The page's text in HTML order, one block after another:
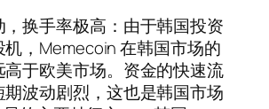
换手率极高：由于韩国投资
，Memecoin 在韩国市场的
于欧美市场。资金的快速流
波动剧烈，这也是韩国市场